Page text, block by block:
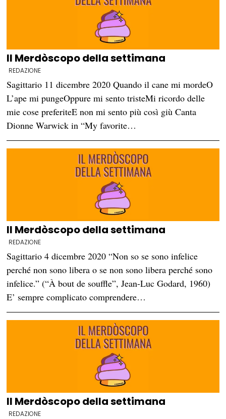
Il Merdòscopo della settimana
REDAZIONE
Sagittario 11 dicembre 2020 Quando il cane mi mordeO
L’ape mi pungeOppure mi sento tristeMi ricordo delle
mie cose preferiteE non mi sento più così giù Canta
Dionne Warwick in “My favorite…
Il Merdòscopo della settimana
REDAZIONE
Sagittario 4 dicembre 2020 “Non so se sono infelice
perché non sono libera o se non sono libera perché sono
infelice.” (“À bout de souffle”, Jean-Luc Godard, 1960)
E’ sempre complicato comprendere…
Il Merdòscopo della settimana
REDAZIONE